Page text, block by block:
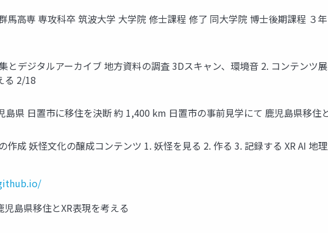
高専 専攻科卒 筑波大学 大学院 修士課程 修了 同大学院 博士後期課程 ３
とデジタルアーカイブ 地方資料の調査 3Dスキャン、環境音 2. コンテンツ
る 2/18
県 日置市に移住を決断 約 1,400 km 日置市の事前見学にて 鹿児島県移住
成 妖怪文化の醸成コンテンツ 1. 妖怪を見る 2. 作る 3. 記録する XR AI 地
島県移住とXR表現を考える